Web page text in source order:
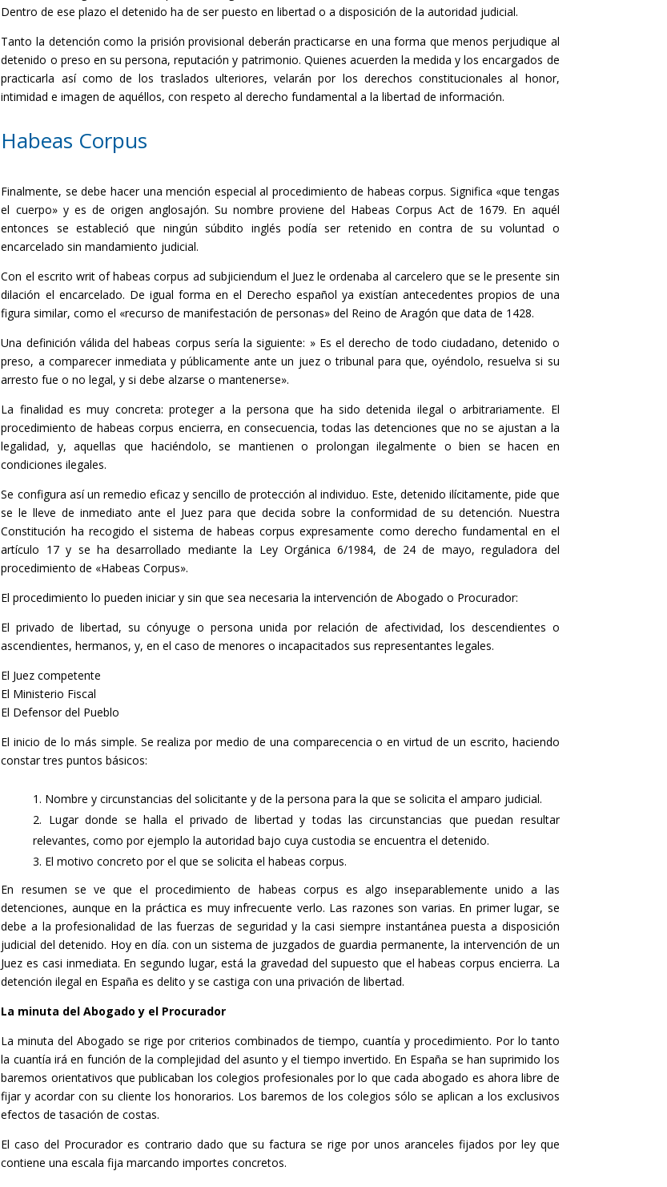
Dentro de ese plazo el detenido ha de ser puesto en libertad o a disposición de la autoridad judicial.
Tanto la detención como la prisión provisional deberán practicarse en una forma que menos perjudique al
detenido o preso en su persona, reputación y patrimonio. Quienes acuerden la medida y los encargados de
practicarla así como de los traslados ulteriores, velarán por los derechos constitucionales al honor,
intimidad e imagen de aquéllos, con respeto al derecho fundamental a la libertad de información.
Habeas Corpus
Finalmente, se debe hacer una mención especial al procedimiento de habeas corpus. Significa «que tengas
el cuerpo» y es de origen anglosajón. Su nombre proviene del Habeas Corpus Act de 1679. En aquél
entonces se estableció que ningún súbdito inglés podía ser retenido en contra de su voluntad o
encarcelado sin mandamiento judicial.
Con el escrito writ of habeas corpus ad subjiciendum el Juez le ordenaba al carcelero que se le presente sin
dilación el encarcelado. De igual forma en el Derecho español ya existían antecedentes propios de una
figura similar, como el «recurso de manifestación de personas» del Reino de Aragón que data de 1428.
Una definición válida del habeas corpus sería la siguiente: » Es el derecho de todo ciudadano, detenido o
preso, a comparecer inmediata y públicamente ante un juez o tribunal para que, oyéndolo, resuelva si su
arresto fue o no legal, y si debe alzarse o mantenerse».
La finalidad es muy concreta: proteger a la persona que ha sido detenida ilegal o arbitrariamente. El
procedimiento de habeas corpus encierra, en consecuencia, todas las detenciones que no se ajustan a la
legalidad, y, aquellas que haciéndolo, se mantienen o prolongan ilegalmente o bien se hacen en
condiciones ilegales.
Se configura así un remedio eficaz y sencillo de protección al individuo. Este, detenido ilícitamente, pide que
se le lleve de inmediato ante el Juez para que decida sobre la conformidad de su detención. Nuestra
Constitución ha recogido el sistema de habeas corpus expresamente como derecho fundamental en el
artículo 17 y se ha desarrollado mediante la Ley Orgánica 6/1984, de 24 de mayo, reguladora del
procedimiento de «Habeas Corpus».
El procedimiento lo pueden iniciar y sin que sea necesaria la intervención de Abogado o Procurador:
El privado de libertad, su cónyuge o persona unida por relación de afectividad, los descendientes o
ascendientes, hermanos, y, en el caso de menores o incapacitados sus representantes legales.
El Juez competente
El Ministerio Fiscal
El Defensor del Pueblo
El inicio de lo más simple. Se realiza por medio de una comparecencia o en virtud de un escrito, haciendo
constar tres puntos básicos:
Nombre y circunstancias del solicitante y de la persona para la que se solicita el amparo judicial.
Lugar donde se halla el privado de libertad y todas las circunstancias que puedan resultar
relevantes, como por ejemplo la autoridad bajo cuya custodia se encuentra el detenido.
El motivo concreto por el que se solicita el habeas corpus.
En resumen se ve que el procedimiento de habeas corpus es algo inseparablemente unido a las
detenciones, aunque en la práctica es muy infrecuente verlo. Las razones son varias. En primer lugar, se
debe a la profesionalidad de las fuerzas de seguridad y la casi siempre instantánea puesta a disposición
judicial del detenido. Hoy en día. con un sistema de juzgados de guardia permanente, la intervención de un
Juez es casi inmediata. En segundo lugar, está la gravedad del supuesto que el habeas corpus encierra. La
detención ilegal en España es delito y se castiga con una privación de libertad.
La minuta del Abogado y el Procurador
La minuta del Abogado se rige por criterios combinados de tiempo, cuantía y procedimiento. Por lo tanto
la cuantía irá en función de la complejidad del asunto y el tiempo invertido. En España se han suprimido los
baremos orientativos que publicaban los colegios profesionales por lo que cada abogado es ahora libre de
fijar y acordar con su cliente los honorarios. Los baremos de los colegios sólo se aplican a los exclusivos
efectos de tasación de costas.
El caso del Procurador es contrario dado que su factura se rige por unos aranceles fijados por ley que
contiene una escala fija marcando importes concretos.